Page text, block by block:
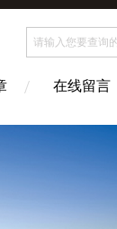
在线留言